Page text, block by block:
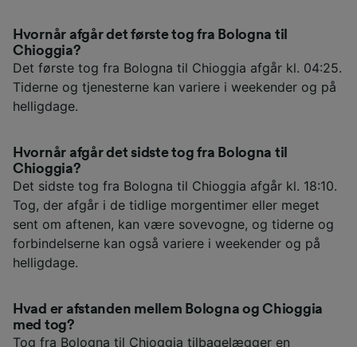
Hvornår afgår det første tog fra Bologna til
Chioggia?
Det første tog fra Bologna til Chioggia afgår kl. 04:25.
Tiderne og tjenesterne kan variere i weekender og på
helligdage.
Hvornår afgår det sidste tog fra Bologna til
Chioggia?
Det sidste tog fra Bologna til Chioggia afgår kl. 18:10.
Tog, der afgår i de tidlige morgentimer eller meget
sent om aftenen, kan være sovevogne, og tiderne og
forbindelserne kan også variere i weekender og på
helligdage.
Hvad er afstanden mellem Bologna og Chioggia
med tog?
Tog fra Bologna til Chioggia tilbagelægger en